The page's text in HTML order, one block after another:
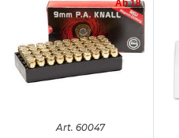
Ab 18
Art. 60047